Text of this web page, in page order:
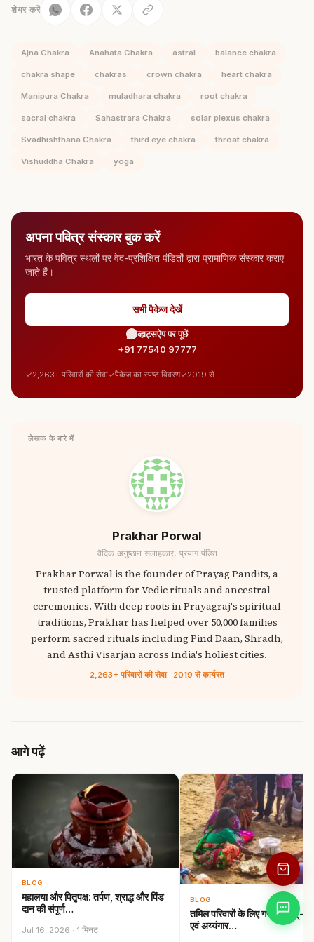
शेयर करें
Ajna Chakra Anahata Chakra astral balance chakra
chakra shape chakras crown chakra heart chakra
Manipura Chakra muladhara chakra root chakra
sacral chakra Sahastrara Chakra solar plexus chakra
Svadhishthana Chakra third eye chakra throat chakra
Vishuddha Chakra yoga
अपना पवित्र संस्कार बुक करें
भारत के पवित्र स्थलों पर वेद-प्रशिक्षित पंडितों द्वारा प्रामाणिक संस्कार कराए
जाते हैं।
सभी पैकेज देखें
व्हाट्सऐप पर पूछें
+91 77540 97777
2,263+ परिवारों की सेवा पैकेज का स्पष्ट विवरण 2019 से
लेखक के बारे में
Prakhar Porwal
वैदिक अनुष्ठान सलाहकार, प्रयाग पंडित
Prakhar Porwal is the founder of Prayag Pandits, a
trusted platform for Vedic rituals and ancestral
ceremonies. With deep roots in Prayagraj's spiritual
traditions, Prakhar has helped over 50,000 families
perform sacred rituals including Pind Daan, Shradh,
and Asthi Visarjan across India's holiest cities.
2,263+ परिवारों की सेवा · 2019 से कार्यरत
आगे पढ़ें
BLOG
महालया और पितृपक्ष: तर्पण, श्राद्ध और पिंड
दान की संपूर्ण…
Jul 16, 2026 · 1 मिनट
BLOG
तमिल परिवारों के लिए गया तर्पणम् —
एवं अय्यंगार…